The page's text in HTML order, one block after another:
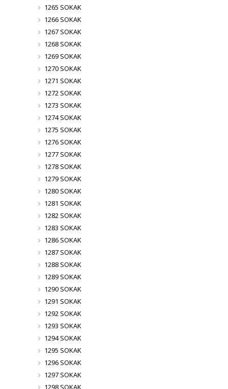
1265 SOKAK
1266 SOKAK
1267 SOKAK
1268 SOKAK
1269 SOKAK
1270 SOKAK
1271 SOKAK
1272 SOKAK
1273 SOKAK
1274 SOKAK
1275 SOKAK
1276 SOKAK
1277 SOKAK
1278 SOKAK
1279 SOKAK
1280 SOKAK
1281 SOKAK
1282 SOKAK
1283 SOKAK
1286 SOKAK
1287 SOKAK
1288 SOKAK
1289 SOKAK
1290 SOKAK
1291 SOKAK
1292 SOKAK
1293 SOKAK
1294 SOKAK
1295 SOKAK
1296 SOKAK
1297 SOKAK
1298 SOKAK